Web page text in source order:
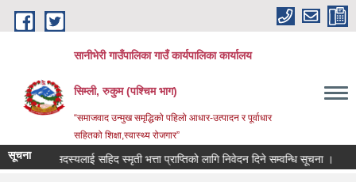
Skip to main content
सानीभेरी गाउँपालिका गाउँ कार्यपालिका कार्यालय
सिम्ली, रुकुम (पश्चिम भाग)
“समाजवाद उन्मुख समृद्धिको पहिलो आधार-उत्पादन र पूर्वाधार
सहितको शिक्षा,स्वास्थ्य रोजगार”
सूचनासदस्यलाई सहिद स्मृती भत्ता प्राप्तिको लागि निवेदन दिने सम्वन्धि सूचना ।